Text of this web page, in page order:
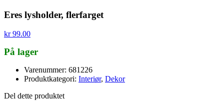
Eres lysholder, flerfarget
kr99.00
På lager
Varenummer: 681226
Produktkategori: Interiør, Dekor
Del dette produktet